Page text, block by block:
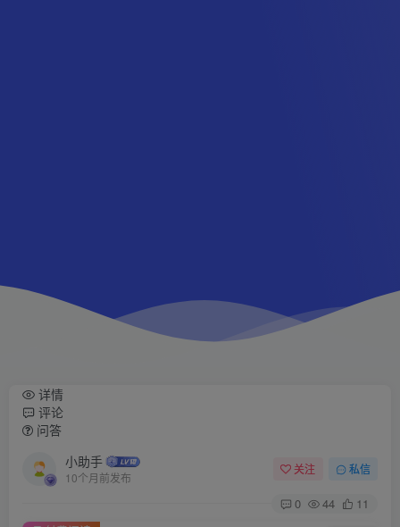
详情
评论
问答
小助手
10个月前发布
关注 私信
0 44
11